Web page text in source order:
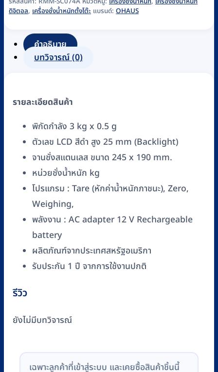
น้ำ
ตั้ง
โต๊ะ
รุ่น
V12P3TH
(VALOR
1000)
ชิ้น
ดิจิตอล, เครื่องชั่งน้ำหนักตั้งโต๊ะ แบรนด์: OHAUS
คำอธิบาย
บทวิจารณ์ (0)
รายละเอียดสินค้า
พิกัดกำลัง 3 kg x 0.5 g
ตัวเลข LCD สีดำ สูง 25 mm (Backlight)
จานชั่งสแตนเลส ขนาด 245 x 190 mm.
หน่วยชั่งน้ำหนัก kg
โปรแกรม : Tare (หักค่าน้ำหนักภาชนะ), Zero,
Weighing,
พลังงาน : AC adapter 12 V Rechargeable
battery
ผลิตภัณฑ์จากประเทศสหรัฐอเมริกา
รับประกัน 1 ปี จากการใช้งานปกติ
รีวิว
ยังไม่มีบทวิจารณ์
เฉพาะลูกค้าที่เข้าสู่ระบบ และเคยซื้อสินค้าชิ้นนี้